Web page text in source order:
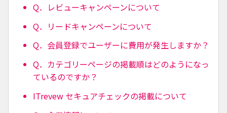
Q．レビューキャンペーンについて
Q．リードキャンペーンについて
Q．会員登録でユーザーに費用が発生しますか？
Q．カテゴリーページの掲載順はどのようになっ
ているのですか？
ITrevew セキュアチェックの掲載について